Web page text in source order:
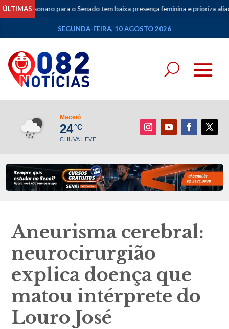
ÚLTIMASpara o Senado tem baixa presença feminina e prioriza aliados do
SEGUNDA-FEIRA, 10 AGOSTO 2026
Maceió
24°C
CHUVA LEVE
Aneurisma cerebral:
neurocirurgião
explica doença que
matou intérprete do
Louro José